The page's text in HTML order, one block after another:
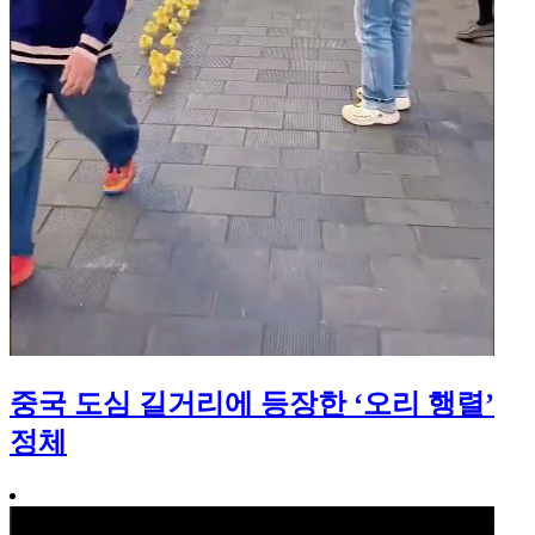
중국 도심 길거리에 등장한 ‘오리 행렬’
정체